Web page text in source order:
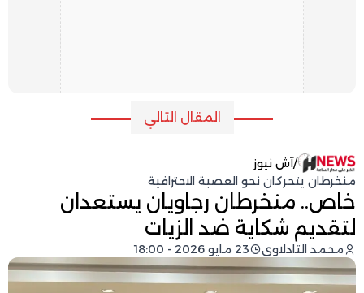
المقال التالي
/آش نيوز
منخرطان يتحركان نحو العصبة الاحترافية
خاص.. منخرطان رجاويان يستعدان
لتقديم شكاية ضد الزيات
محمد التادلاوي 23 مايو 2026 - 18:00